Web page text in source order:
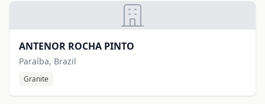
ANTENOR ROCHA PINTO
Paraíba, Brazil
Granite